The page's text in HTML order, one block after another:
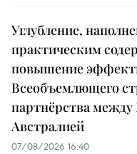
Углубление,
практическим
повышение
Всеобъемлющего
партнёрства
Австралией
07/08/2026 16:40